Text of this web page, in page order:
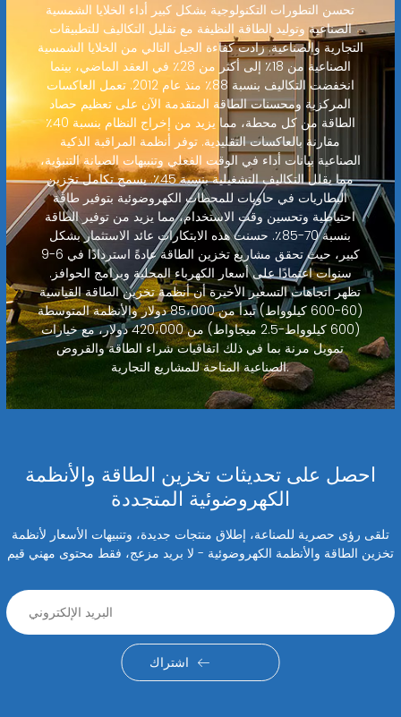
تحسن التطورات التكنولوجية بشكل كبير أداء الخلايا الشمسية
الصناعية وتوليد الطاقة النظيفة مع تقليل التكاليف للتطبيقات
التجارية والصناعية. زادت كفاءة الجيل التالي من الخلايا الشمسية
الصناعية من 18٪ إلى أكثر من 28٪ في العقد الماضي، بينما
انخفضت التكاليف بنسبة 88٪ منذ عام 2012. تعمل العاكسات
المركزية ومحسنات الطاقة المتقدمة الآن على تعظيم حصاد
الطاقة من كل محطة، مما يزيد من إخراج النظام بنسبة 40٪
مقارنة بالعاكسات التقليدية. توفر أنظمة المراقبة الذكية
الصناعية بيانات أداء في الوقت الفعلي وتنبيهات الصيانة التنبؤية،
مما يقلل التكاليف التشغيلية بنسبة 45٪. يسمح تكامل تخزين
البطاريات في حاويات للمحطات الكهروضوئية بتوفير طاقة
احتياطية وتحسين وقت الاستخدام، مما يزيد من توفير الطاقة
بنسبة 70-85٪. حسنت هذه الابتكارات عائد الاستثمار بشكل
كبير، حيث تحقق مشاريع تخزين الطاقة عادةً استردادًا في 6-9
سنوات اعتمادًا على أسعار الكهرباء المحلية وبرامج الحوافز.
تظهر اتجاهات التسعير الأخيرة أن أنظمة تخزين الطاقة القياسية
(60-600 كيلوواط) تبدأ من 85،000 دولار والأنظمة المتوسطة
(600 كيلوواط-2.5 ميجاواط) من 420،000 دولار، مع خيارات
تمويل مرنة بما في ذلك اتفاقيات شراء الطاقة والقروض
الصناعية المتاحة للمشاريع التجارية.
احصل على تحديثات تخزين الطاقة والأنظمة
الكهروضوئية المتجددة
تلقى رؤى حصرية للصناعة، إطلاق منتجات جديدة، وتنبيهات الأسعار لأنظمة
تخزين الطاقة والأنظمة الكهروضوئية - لا بريد مزعج، فقط محتوى مهني قيم
اشتراك